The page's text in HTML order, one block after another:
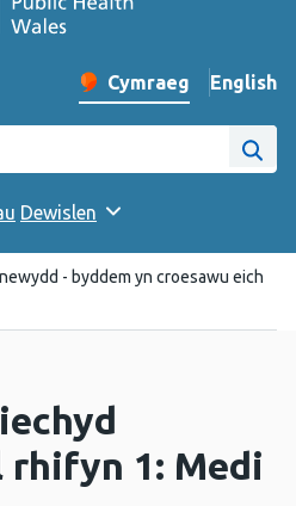
Newid iaith y wefan
Cymraeg English
–
Cymru
Dewislen
- byddem yn croesawu eich
rhifyn 1: Medi